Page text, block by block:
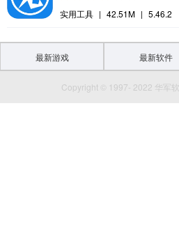
实用工具 | 42.51M | 5.46.2
最新游戏 最新软件
Copyright © 1997- 2022 华军